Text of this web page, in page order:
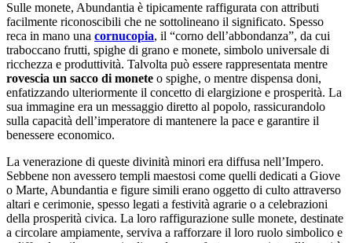
Sulle monete, Abundantia è tipicamente raffigurata con attributi
facilmente riconoscibili che ne sottolineano il significato. Spesso
reca in mano una cornucopia, il “corno dell’abbondanza”, da cui
traboccano frutti, spighe di grano e monete, simbolo universale di
ricchezza e produttività. Talvolta può essere rappresentata mentre
rovescia un sacco di monete o spighe, o mentre dispensa doni,
enfatizzando ulteriormente il concetto di elargizione e prosperità. La
sua immagine era un messaggio diretto al popolo, rassicurandolo
sulla capacità dell’imperatore di mantenere la pace e garantire il
benessere economico.
La venerazione di queste divinità minori era diffusa nell’Impero.
Sebbene non avessero templi maestosi come quelli dedicati a Giove
o Marte, Abundantia e figure simili erano oggetto di culto attraverso
altari e cerimonie, spesso legati a festività agrarie o a celebrazioni
della prosperità civica. La loro raffigurazione sulle monete, destinate
a circolare ampiamente, serviva a rafforzare il loro ruolo simbolico e